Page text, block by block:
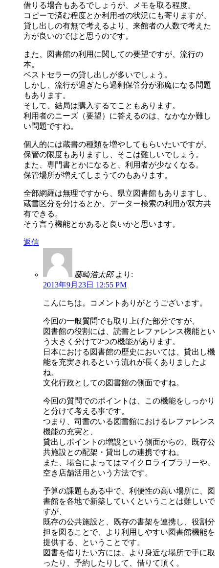
借りる場合もあるでしょうが、メモを取る程度。
コピーで済む程度とか利用者の状況にも寄りますが、
貸し出しの有無で考えるより、来館者の人数で考えた
方が良いのではと思うのです。
また、図書館の利用に関しての要望ですが、流行の
本。
ベストセラーの貸し出しが多いでしょう。
しかし、流行が過ぎたら過剰保管分が邪魔になる問題
もあります。
そして、結局は購入するてこともあります。
利用者のニーズ（要望）に答えるのは、なかなか難し
い問題ですね。
個人的には蔵書の種類を増やしてもらいたいですが、
保管の限度もありますし、そこは難しいでしょう。
また、専門書とかになると、利用者が少なくなる。
保管場所が増えてしまうてのもあります。
全部網羅は無理ですから、県立図書館もありますし、
蔵書区分を分けるとか、データー検索の利用が双方共
有できる。
そう言う機能とかあると良いかと思います。
返信
藤崎浩太郎 より:
2013年9月23日 12:55 PM
こんにちは。コメントありがとうございます。
今回の一般質問でも取り上げた部分ですが、
図書館の役割には、読書とレファレンス機能とい
う大きく分けて2つの機能があります。
日本における図書館の歴史においては、貸出し機
能を充実されるという流れが長くありましたよ
ね。
文化行政としての図書館の側面ですね。
今回の質問でのポイントは、この機能をしっかり
と分けて考える事です。
つまり、司書のいる図書館におけるレファレンス
機能の充実と、
貸出しポイントの増設という側面からの、既存公
共施設との配架・貸出しの連携ですね。
また、場合によってはマイクロライブラリーや、
空き店舗活用という方法です。
予算の課題もある中で、利便性の高い場所に、図
書館を各地で新築していくということは難しいで
すが、
既存の公共施設と、既存の書架を連携し、役割分
担を図ることで、より利用しやすい図書館機能を
提供する、ということです。
図書を借りたい方には、より身近な場所で手に取
ったり、予約したりして、借りて頂く。